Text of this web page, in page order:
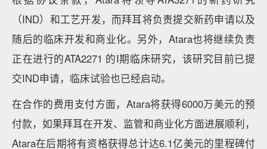
（IND）和工艺开发，而拜耳将负责提交新药申请以及
随后的临床开发和商业化。另外，Atara也将继续负责
正在进行的ATA2271 的I期临床研究，该研究目前已提
交IND申请，临床试验也已经启动。
在合作的费用支付方面，Atara将获得6000万美元的预
付款，如果拜耳在开发、监管和商业化方面进展顺利，
Atara在后期将有资格获得总计达6.1亿美元的里程碑付